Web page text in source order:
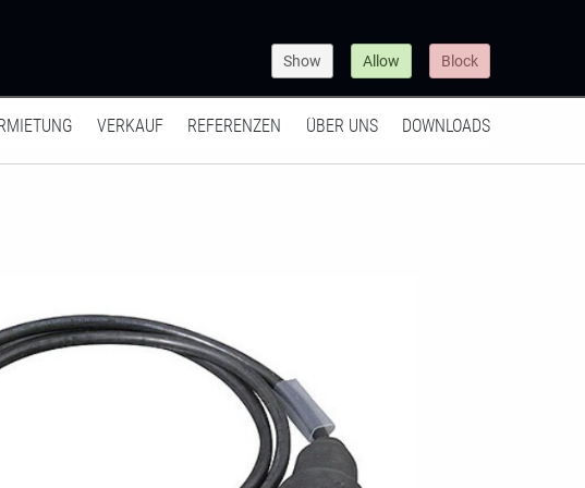
Show Allow Block
VERKAUF REFERENZEN ÜBER UNS DOWNLOADS